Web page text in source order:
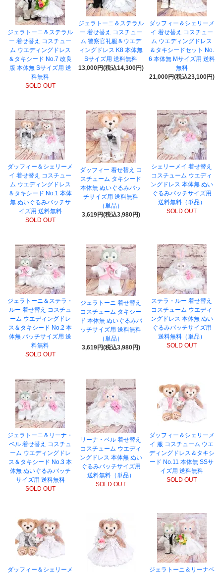
ジェラトーニ＆ステラル
ー 着せ替え コスチュー
ム ウエディングドレス
＆タキシード No.7 改良
版 本体無 Sサイズ用 送
料無料
SOLD OUT
ジェラトーニ＆ステラル
ー 着せ替え コスチュー
ム 警察官礼服＆ウエデ
ィングドレス K8 本体無
Sサイズ用 送料無料
13,000円(税込14,300円)
ダッフィー＆シェリーメ
イ 着せ替え コスチュー
ム ウエディングドレス
＆タキシードセット No.
6 本体無 Mサイズ用 送料
無料
21,000円(税込23,100円)
ダッフィー＆シェリーメ
イ 着せ替え コスチュー
ム ウエディングドレス
＆タキシード No.1 本体
無 ぬいぐるみバッチサ
イズ用 送料無料
SOLD OUT
ダッフィー 着せ替え コ
スチューム タキシード
本体無 ぬいぐるみバッ
チサイズ用 送料無料
（単品）
3,619円(税込3,980円)
シェリーメイ 着せ替え
コスチューム ウエディ
ングドレス 本体無 ぬい
ぐるみバッチサイズ用
送料無料（単品）
SOLD OUT
ジェラトーニ＆ステラ・
ルー 着せ替え コスチュ
ーム ウエディングドレ
ス＆タキシード No.2 本
体無 バッチサイズ用 送
料無料
SOLD OUT
ジェラトーニ 着せ替え
コスチューム タキシー
ド 本体無 ぬいぐるみバ
ッチサイズ用 送料無料
（単品）
3,619円(税込3,980円)
ステラ・ルー 着せ替え
コスチューム ウエディ
ングドレス 本体無 ぬい
ぐるみバッチサイズ用
送料無料（単品）
SOLD OUT
ジェラトーニ＆リーナ・
ベル 着せ替え コスチュ
ーム ウエディングドレ
ス＆タキシード No.3 本
体無 ぬいぐるみバッチ
サイズ用 送料無料
SOLD OUT
リーナ・ベル 着せ替え
コスチューム ウエディ
ングドレス 本体無 ぬい
ぐるみバッチサイズ用
送料無料（単品）
SOLD OUT
ダッフィー＆シェリーメ
イ 服 コスチューム ウエ
ディングドレス＆タキシ
ード No.11 本体無 SSサ
イズ用 送料無料
SOLD OUT
ダッフィー＆シェリーメ
ジェラトーニ＆リーナベ